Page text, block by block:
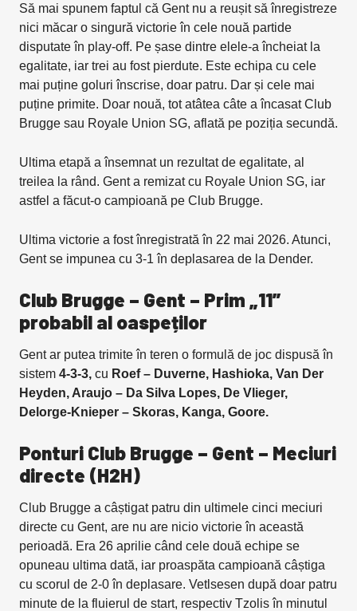
Să mai spunem faptul că Gent nu a reușit să înregistreze
nici măcar o singură victorie în cele nouă partide
disputate în play-off. Pe șase dintre elele-a încheiat la
egalitate, iar trei au fost pierdute. Este echipa cu cele
mai puține goluri înscrise, doar patru. Dar și cele mai
puține primite. Doar nouă, tot atâtea câte a încasat Club
Brugge sau Royale Union SG, aflată pe poziția secundă.
Ultima etapă a însemnat un rezultat de egalitate, al
treilea la rând. Gent a remizat cu Royale Union SG, iar
astfel a făcut-o campioană pe Club Brugge.
Ultima victorie a fost înregistrată în 22 mai 2026. Atunci,
Gent se impunea cu 3-1 în deplasarea de la Dender.
Club Brugge – Gent – Prim „11”
probabil al oaspeților
Gent ar putea trimite în teren o formulă de joc dispusă în
sistem 4-3-3, cu Roef – Duverne, Hashioka, Van Der
Heyden, Araujo – Da Silva Lopes, De Vlieger,
Delorge-Knieper – Skoras, Kanga, Goore.
Ponturi Club Brugge – Gent – Meciuri
directe (H2H)
Club Brugge a câștigat patru din ultimele cinci meciuri
directe cu Gent, are nu are nicio victorie în această
perioadă. Era 26 aprilie când cele două echipe se
opuneau ultima dată, iar proaspăta campioană câștiga
cu scorul de 2-0 în deplasare. Vetlsesen după doar patru
minute de la fluierul de start, respectiv Tzolis în minutul